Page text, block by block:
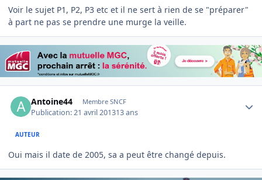
Voir le sujet P1, P2, P3 etc et il ne sert à rien de se "préparer"
à part ne pas se prendre une murge la veille.
Antoine44 Membre SNCF
Publication:21 avril 201313 ans
AUTEUR
Oui mais il date de 2005, sa a peut être changé depuis.